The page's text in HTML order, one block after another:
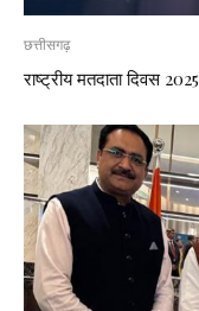
छत्तीसगढ़
राष्ट्रीय मतदाता दिवस 2025